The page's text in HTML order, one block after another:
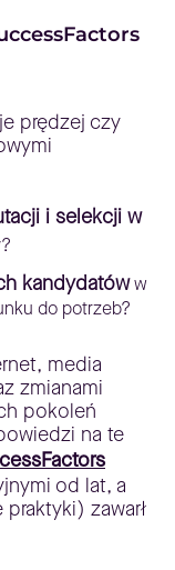
prędzej czy
i selekcji w
kandydatóww
do potrzeb?
media
zmianami
pokoleń
na te
od lat, a
zawarł